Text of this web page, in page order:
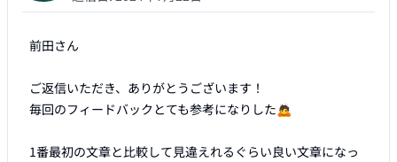
前田さん
ご返信いただき、ありがとうございます！
毎回のフィードバックとても参考になりした🙇
1番最初の文章と比較して見違えれるぐらい良い文章になっ